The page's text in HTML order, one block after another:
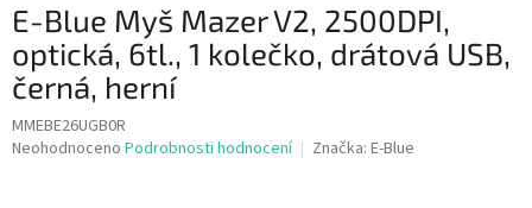
E-Blue Myš Mazer V2, 2500DPI,
optická, 6tl., 1 kolečko, drátová USB,
černá, herní
MMEBE26UGB0R
Průměrné
Neohodnoceno Podrobnosti hodnocení Značka: E-Blue